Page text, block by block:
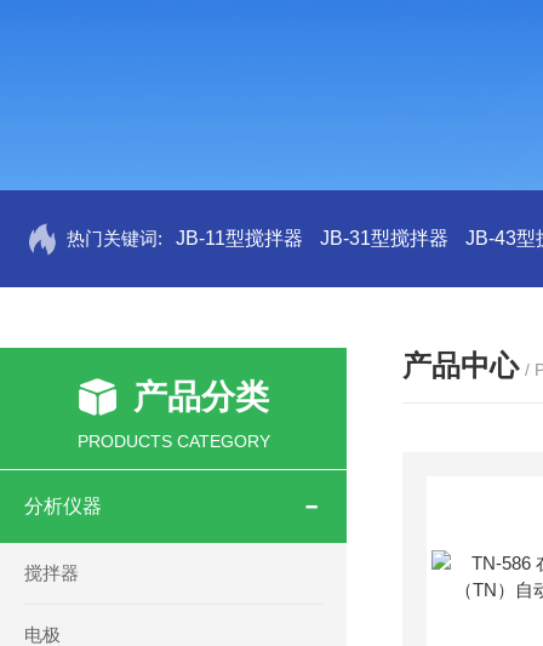
热门关键词: JB-11型搅拌器 JB-31型搅拌器 JB-43型
产品分类
PRODUCTS CATEGORY
分析仪器
搅拌器
电极
产品中心 /